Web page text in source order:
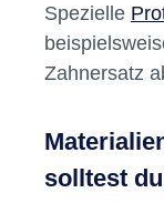
Spezielle
Zahnersatz
solltest